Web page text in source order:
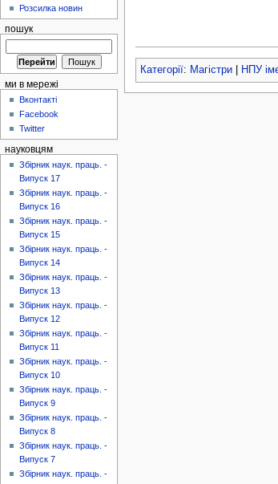
Категорії: Магістри| НПУ
Розсилка новин
пошук
ми в мережі
Вконтакті
Facebook
Twitter
науковцям
Збірник наук. праць. -
Випуск 17
Збірник наук. праць. -
Випуск 16
Збірник наук. праць. -
Випуск 15
Збірник наук. праць. -
Випуск 14
Збірник наук. праць. -
Випуск 13
Збірник наук. праць. -
Випуск 12
Збірник наук. праць. -
Випуск 11
Збірник наук. праць. -
Випуск 10
Збірник наук. праць. -
Випуск 9
Збірник наук. праць. -
Випуск 8
Збірник наук. праць. -
Випуск 7
Збірник наук. праць. -